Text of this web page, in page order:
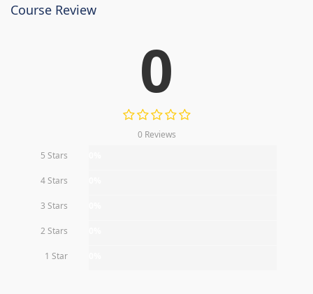
Course Review
0
0 Reviews
5 Stars
4 Stars
3 Stars
2 Stars
1 Star